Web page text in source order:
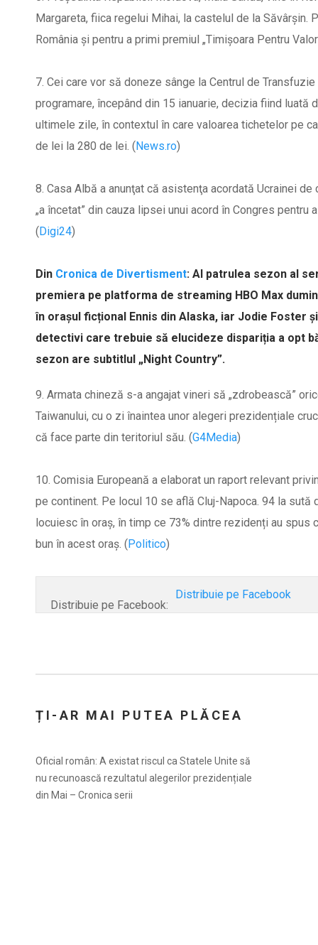
Margareta, fiica regelui Mihai, la castelul de la Săvârșin.
România și pentru a primi premiul „Timișoara Pentru
7. Cei care vor să doneze sânge la Centrul de
programare, începând din 15 ianuarie, decizia fiind luată
ultimele zile, în contextul în care valoarea tichetelor pe
de lei la 280 de lei. (News.ro)
8. Casa Albă a anunţat că asistenţa acordată Ucrainei
„a încetat” din cauza lipsei unui acord în Congres
(Digi24)
Din Cronica de Divertisment: Al patrulea sezon al
premiera pe platforma de streaming HBO Max
în orașul ficțional Ennis din Alaska, iar Jodie Foster
detectivi care trebuie să elucideze dispariția a opt
sezon are subtitlul „Night Country”.
9. Armata chineză s-a angajat vineri să „zdrobească”
Taiwanului, cu o zi înaintea unor alegeri prezidențiale
că face parte din teritoriul său. (G4Media)
10. Comisia Europeană a elaborat un raport relevant
pe continent. Pe locul 10 se află Cluj-Napoca. 94 la
locuiesc în oraș, în timp ce 73% dintre rezidenți au
bun în acest oraș. (Politico)
Distribuie pe Facebook:
Distribuie pe Facebook
ȚI-AR MAI PUTEA PLĂCEA
Oficial român: A existat riscul ca Statele Unite să
nu recunoască rezultatul alegerilor prezidențiale
din Mai – Cronica serii